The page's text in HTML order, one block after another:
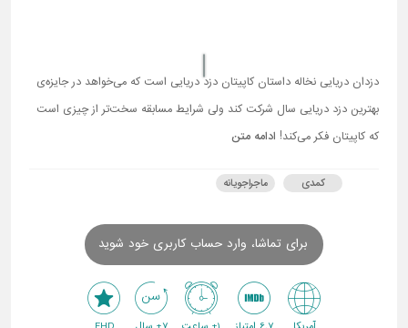
دزدان دریایی نخاله داستان کاپیتان دزد دریایی است که می‌خواهد در جایزه‌ی
بهترین دزد دریایی سال شرکت کند ولی شرایط مسابقه سخت‌تر از چیزی است
که کاپیتان فکر می‌کند! ادامه متن
کمدی ماجراجویانه
برای تماشا، وارد حساب کاربری خود شوید